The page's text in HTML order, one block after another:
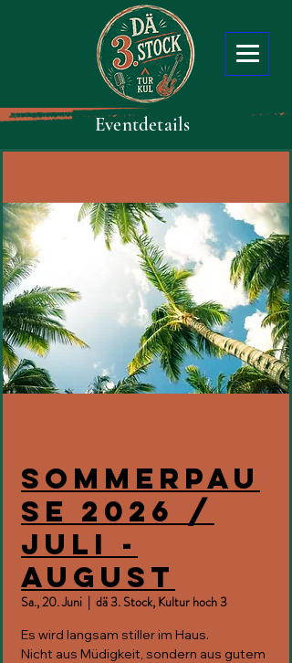
Eventdetails
Sommerpau
se 2026 /
Juli -
August
Sa., 20. Juni
  |
dä 3. Stock, Kultur hoch 3
Es wird langsam stiller im Haus.
Nicht aus Müdigkeit, sondern aus gutem